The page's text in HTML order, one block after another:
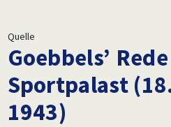
Quelle
Goebbels’
Sportpalast
1943)